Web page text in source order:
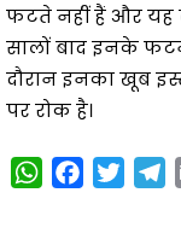
फटते नहीं हैं और यह
सालों बाद इनके फटने
दौरान इनका खूब
पर रोक है।
W